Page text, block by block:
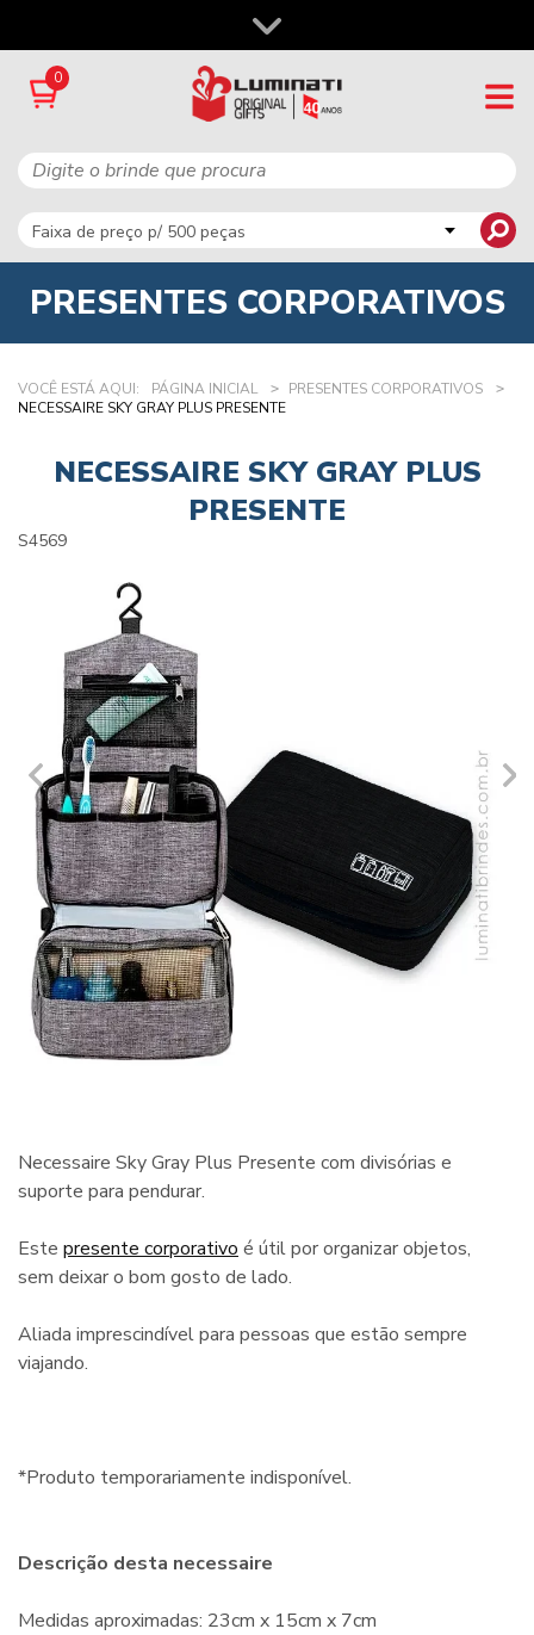
0
PRESENTES CORPORATIVOS
VOCÊ ESTÁ AQUI: PÁGINA INICIAL
PRESENTES CORPORATIVOS
NECESSAIRE SKY GRAY PLUS PRESENTE
NECESSAIRE SKY GRAY PLUS
PRESENTE
S4569
Necessaire Sky Gray Plus Presente com divisórias e
suporte para pendurar.
Este presente corporativo é útil por organizar objetos,
sem deixar o bom gosto de lado.
Aliada imprescindível para pessoas que estão sempre
viajando.
*Produto temporariamente indisponível.
Descrição desta necessaire
Medidas aproximadas: 23cm x 15cm x 7cm